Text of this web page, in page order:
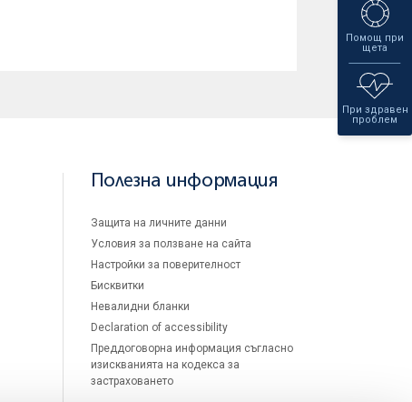
Помощ при
щета
При здравен
проблем
Полезна информация
Защита на личните данни
Условия за ползване на сайта
Настройки за поверителност
Бисквитки
Невалидни бланки
Declaration of accessibility
Преддоговорна информация съгласно
изискванията на кодекса за
застраховането